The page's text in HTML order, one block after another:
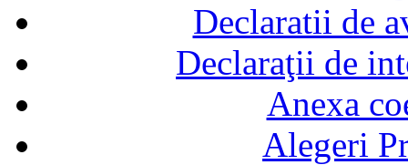
Declaratii de
Declaraţii de
Anexa
Alegeri